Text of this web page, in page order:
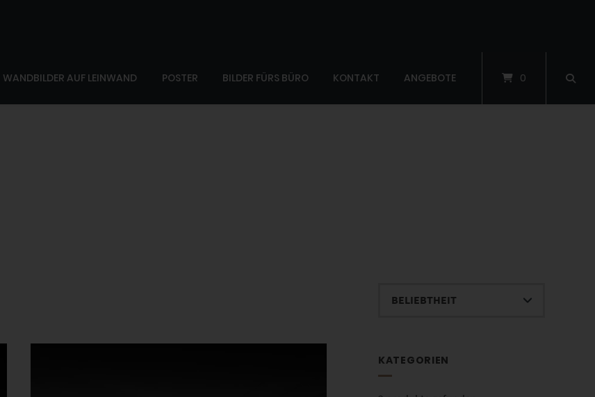
WANDBILDER AUF LEINWAND POSTER BILDER FÜRS BÜRO KONTAKT ANGEBOTE 0
Dieses Produkt weist mehrere Varianten auf. Die Optionen können auf der Produktseite gewählt werden
KATEGORIEN